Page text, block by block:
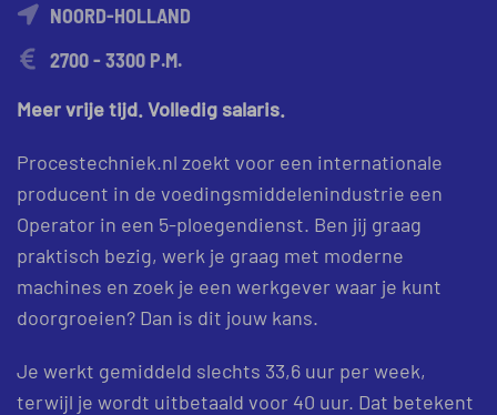
NOORD-HOLLAND
2700 - 3300 P.M.
Meer vrije tijd. Volledig salaris.
Procestechniek.nl zoekt voor een internationale
producent in de voedingsmiddelenindustrie een
Operator in een 5-ploegendienst. Ben jij graag
praktisch bezig, werk je graag met moderne
machines en zoek je een werkgever waar je kunt
doorgroeien? Dan is dit jouw kans.
Je werkt gemiddeld slechts 33,6 uur per week,
terwijl je wordt uitbetaald voor 40 uur. Dat betekent